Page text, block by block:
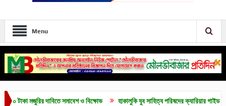
Menu
মজুরির দাবিতে সমাবেশ ও বিক্ষোভ হাকালুকি যুব সাহিত্য পরিষদের ক্যারিয়ার গাইডলাইন ও